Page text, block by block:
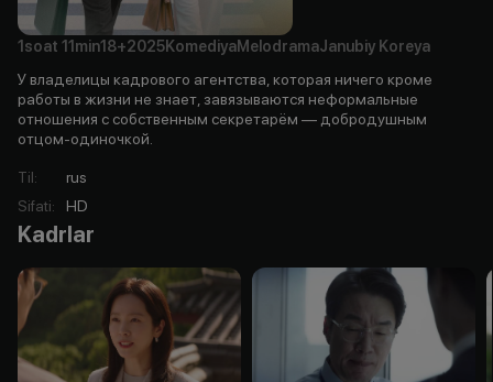
1soat 11min18+2025KomediyaMelodramaJanubiy Koreya
У владелицы кадрового агентства, которая ничего кроме
работы в жизни не знает, завязываются неформальные
отношения с собственным секретарём — добродушным
отцом-одиночкой.
Til:
rus
Sifati: HD
Kadrlar